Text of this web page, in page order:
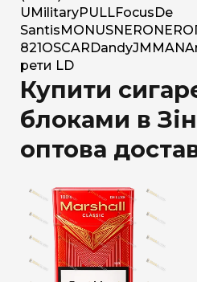
U MilitaryPULLFocus De
Santis MONUSNERO NERO
821 OSCAR DandyJM MAN
рети LD
Купити
блоками в
оптова